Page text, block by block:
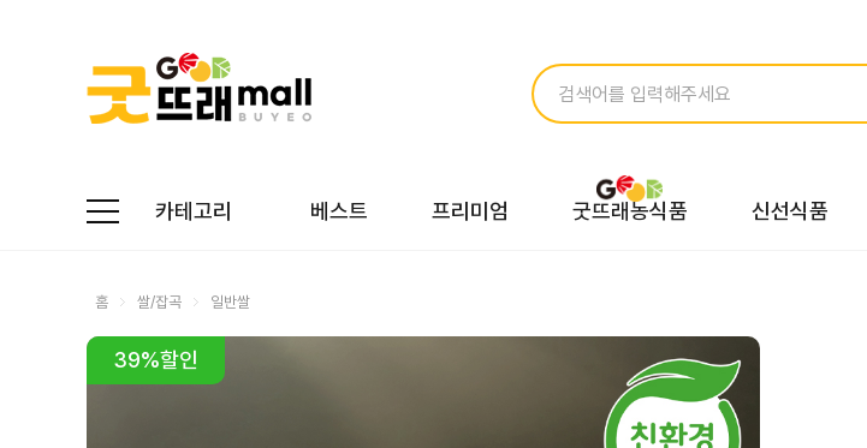
카테고리 베스트 프리미엄 굿뜨래농식품 신선식품
홈 쌀/잡곡 일반쌀
39%할인